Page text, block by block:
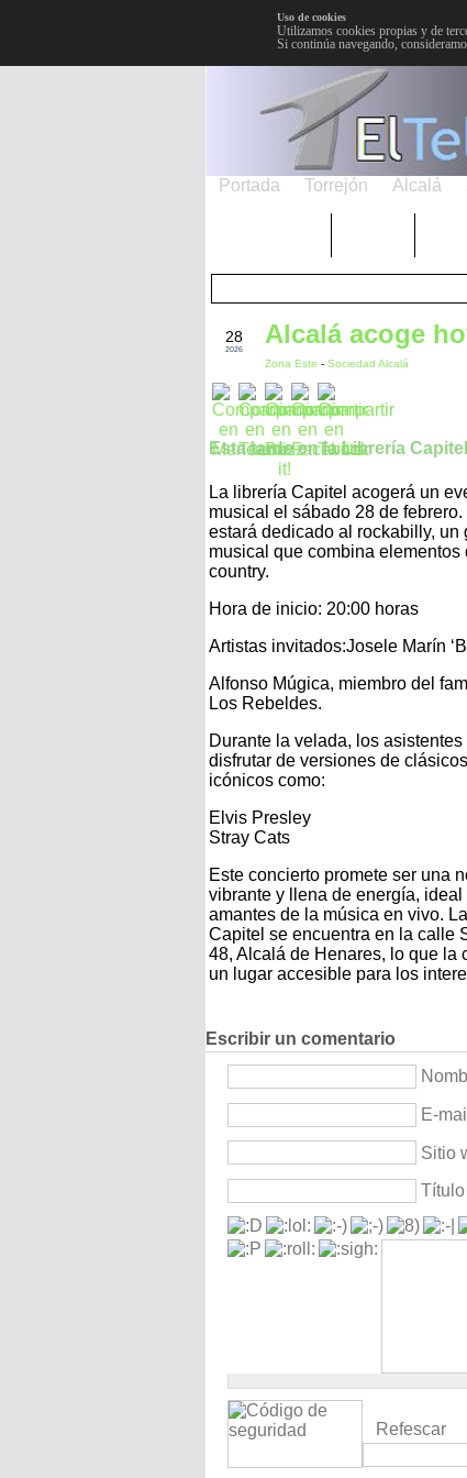
Uso de cookies
Utilizamos cookies propias y de
Si continúa navegando,
Portada Torrejón Alcalá
28
2026
Alcalá acoge
Zona Este - Sociedad Alcalá
Esta tarde en la Librería Capitel
La librería Capitel acogerá un
musical el sábado 28 de
estará dedicado al rockabilly, un
musical que combina elementos
country.
Hora de inicio: 20:00 horas
Artistas invitados:Josele Marín
Alfonso Múgica, miembro del
Los Rebeldes.
Durante la velada, los asistentes
disfrutar de versiones de
icónicos como:
Elvis Presley
Stray Cats
Este concierto promete ser una
vibrante y llena de energía, ideal
amantes de la música en vivo.
Capitel se encuentra en la calle
48, Alcalá de Henares, lo que la
un lugar accesible para los
Escribir un comentario
E-mail
Sitio
Título
Refescar